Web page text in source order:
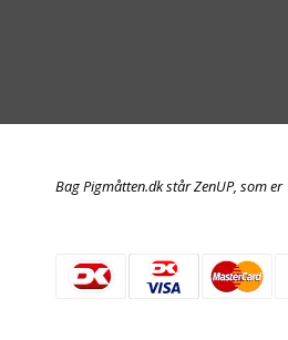
Bag Pigmåtten.dk står ZenUP, som